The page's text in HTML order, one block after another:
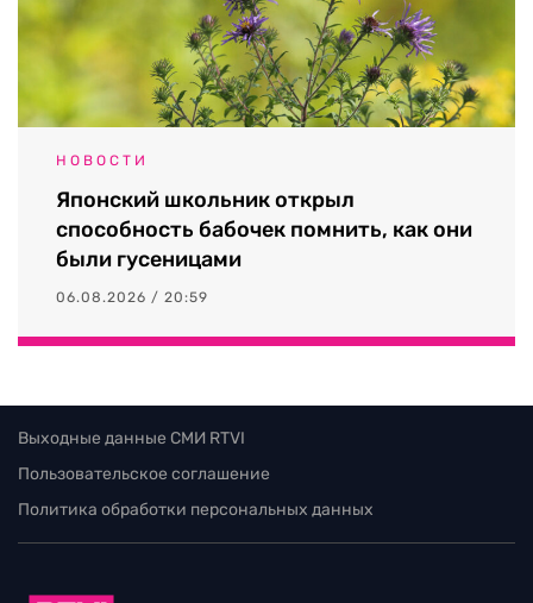
НОВОСТИ
Японский школьник открыл
способность бабочек помнить, как они
были гусеницами
06.08.2026 / 20:59
Выходные данные СМИ RTVI
Пользовательское соглашение
Политика обработки персональных данных